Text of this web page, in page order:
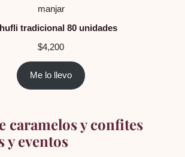
tradicional 80 unidades
$4,200
Me lo llevo
caramelos y confites
y eventos